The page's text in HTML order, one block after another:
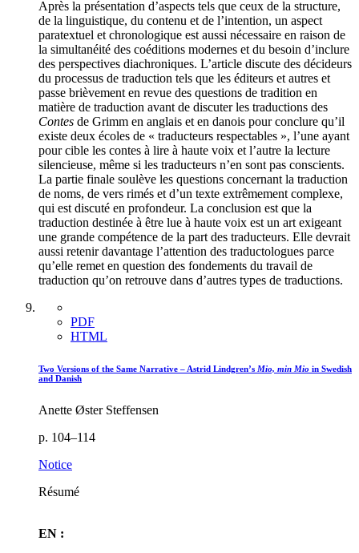
Après la présentation d’aspects tels que ceux de la structure,
de la linguistique, du contenu et de l’intention, un aspect
paratextuel et chronologique est aussi nécessaire en raison de
la simultanéité des coéditions modernes et du besoin d’inclure
des perspectives diachroniques. L’article discute des décideurs
du processus de traduction tels que les éditeurs et autres et
passe brièvement en revue des questions de tradition en
matière de traduction avant de discuter les traductions des
Contes de Grimm en anglais et en danois pour conclure qu’il
existe deux écoles de « traducteurs respectables », l’une ayant
pour cible les contes à lire à haute voix et l’autre la lecture
silencieuse, même si les traducteurs n’en sont pas conscients.
La partie finale soulève les questions concernant la traduction
de noms, de vers rimés et d’un texte extrêmement complexe,
qui est discuté en profondeur. La conclusion est que la
traduction destinée à être lue à haute voix est un art exigeant
une grande compétence de la part des traducteurs. Elle devrait
aussi retenir davantage l’attention des traductologues parce
qu’elle remet en question des fondements du travail de
traduction qu’on retrouve dans d’autres types de traductions.
PDF
HTML
Two Versions of the Same Narrative – Astrid Lindgren’s Mio, min Mio in Swedish
and Danish
Anette Øster Steffensen
p. 104–114
Notice
Résumé
EN :